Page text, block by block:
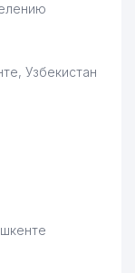
Узбекистан